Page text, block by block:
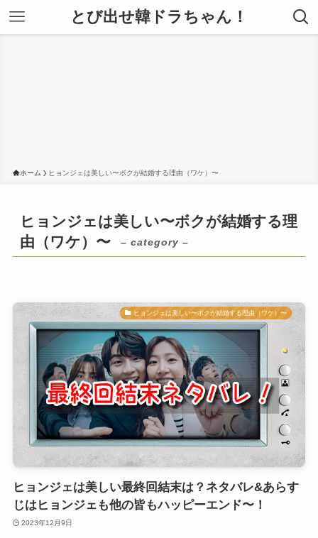
とび出せ韓ドラちゃん！
ホーム ヒョンジェは美しい〜ボクが結婚する理由（ワケ）〜
ヒョンジェは美しい〜ボクが結婚する理
由（ワケ）〜
– category –
ヒョンジェは美しい〜ボクが結婚する理由（ワケ）〜
ヒョンジェは美しい最終回結末は？ネタバレ&あらす
じはヒョンジェも他の皆もハッピーエンド〜！
2023年12月9日